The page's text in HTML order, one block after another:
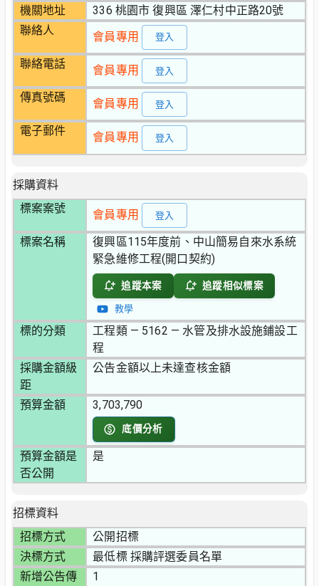
機關地址
336 桃園市 復興區 澤仁村中正路20號
聯絡人
會員專用 登入
聯絡電話 會員專用 登入
傳真號碼 會員專用 登入
電子郵件 會員專用 登入
採購資料
標案案號
會員專用 登入
標案名稱
復興區115年度前、中山簡易自來水系統
緊急維修工程(開口契約)
追蹤本案 追蹤相似標案
教學
標的分類
工程類 — 5162 — 水管及排水設施鋪設工
程
採購金額級
距
公告金額以上未達查核金額
預算金額 3,703,790
底價分析
預算金額是
否公開
是
招標資料
招標方式
公開招標
決標方式
最低標 採購評選委員名單
新增公告傳
1